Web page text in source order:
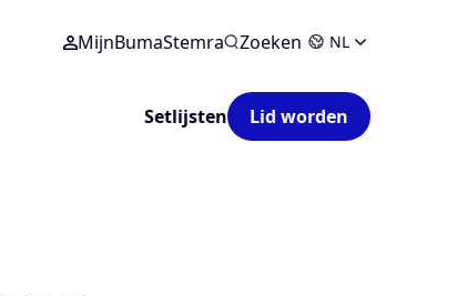
MijnBumaStemra Zoeken NL
Setlijsten Lid worden